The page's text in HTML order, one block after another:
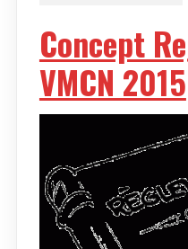
Concept
VMCN 2015